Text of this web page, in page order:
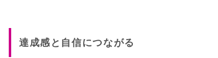
達成感と自信につながる